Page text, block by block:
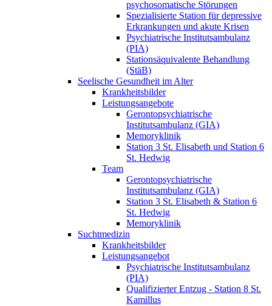
psychosomatische Störungen
Spezialisierte Station für depressive
Erkrankungen und akute Krisen
Psychiatrische Institutsambulanz
(PIA)
Stationsäquivalente Behandlung
(StäB)
Seelische Gesundheit im Alter
Krankheitsbilder
Leistungsangebote
Gerontopsychiatrische
Institutsambulanz (GIA)
Memoryklinik
Station 3 St. Elisabeth und Station 6
St. Hedwig
Team
Gerontopsychiatrische
Institutsambulanz (GIA)
Station 3 St. Elisabeth & Station 6
St. Hedwig
Memoryklinik
Suchtmedizin
Krankheitsbilder
Leistungsangebot
Psychiatrische Institutsambulanz
(PIA)
Qualifizierter Entzug - Station 8 St.
Kamillus